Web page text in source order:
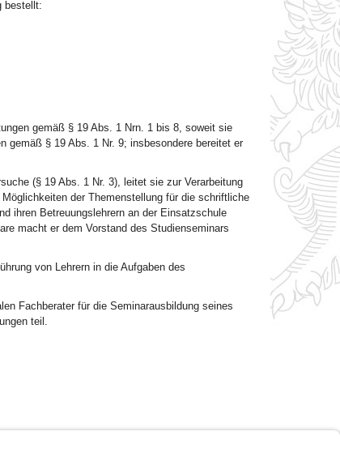
bestellt:
gemäß § 19 Abs. 1 Nrn. 1 bis 8, soweit sie
gemäß § 19 Abs. 1 Nr. 9; insbesondere bereitet er
(§ 19 Abs. 1 Nr. 3), leitet sie zur Verarbeitung
der Themenstellung für die schriftliche
ihren Betreuungslehrern an der Einsatzschule
macht er dem Vorstand des Studienseminars
von Lehrern in die Aufgaben des
Fachberater für die Seminarausbildung seines
teil.